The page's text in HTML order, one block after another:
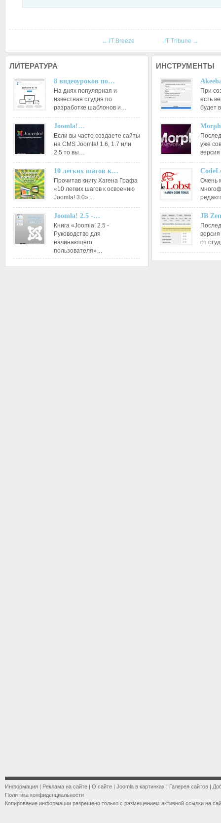
← IT Breeze IT Tribune →
ЛИТЕРАТУРА
8 видеоуроков по…
На днях популярная и
известная студия по
разработке шаблонов и…
Joomla!…
Если вы часто создаете сайты
на CMS Joomla! 1.6, 1.7 или
2.5 то вы…
10 легких шагов к…
Прочитав книгу Хагена Графа
«10 легких шагов к освоению
Joomla! 3.0»…
Joomla! 2.5 -…
Книга «Joomla! 2.5 -
Руководство для
начинающего
пользователя»…
ИНСТРУМЕНТЫ
При
есть
будет
уже
Очень
JB
от
Информация | Реклама на сайте | О сайте | Joomla в картинках | Галерея сайтов |
Политика конфиденциальности
Копирование информации разрешено только с размещением активной ссылки на